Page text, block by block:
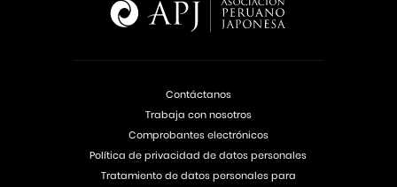
Contáctanos
Trabaja con nosotros
Comprobantes electrónicos
Política de privacidad de datos personales
Tratamiento de datos personales para